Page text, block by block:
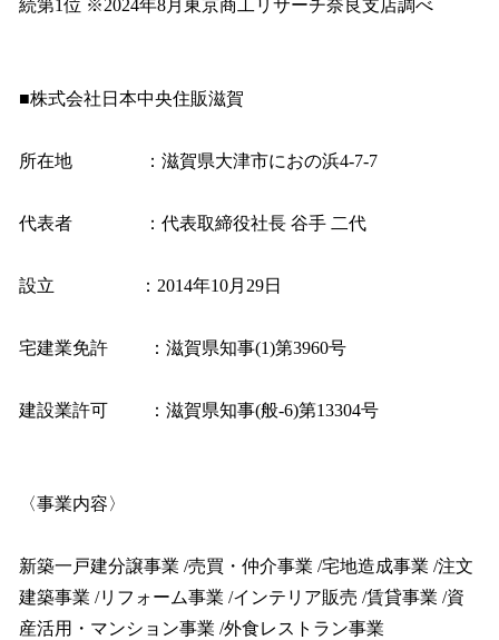
続第1位 ※2024年8月東京商工リサーチ奈良支店調べ
■株式会社日本中央住販滋賀
所在地 ：滋賀県大津市におの浜4-7-7
代表者 ：代表取締役社長 谷手 二代
設立 ：2014年10月29日
宅建業免許 ：滋賀県知事(1)第3960号
建設業許可 ：滋賀県知事(般-6)第13304号
〈事業内容〉
新築一戸建分譲事業 /売買・仲介事業 /宅地造成事業 /注文
建築事業 /リフォーム事業 /インテリア販売 /賃貸事業 /資
産活用・マンション事業 /外食レストラン事業